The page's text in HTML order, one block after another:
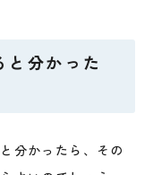
と分かった
分かったら、その